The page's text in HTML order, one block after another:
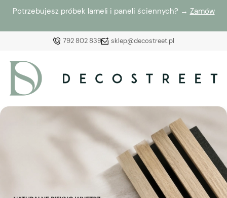
Potrzebujesz próbek lameli i paneli ściennych? → Zamów
792 802 839 sklep@decostreet.pl
Załóż konto
Wybierz coś dla siebie z naszej aktualnej oferty lub
zaloguj się, aby przywrócić dodane produkty do listy
z poprzedniej sesji.